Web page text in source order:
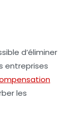
d’éliminer
entreprises
les